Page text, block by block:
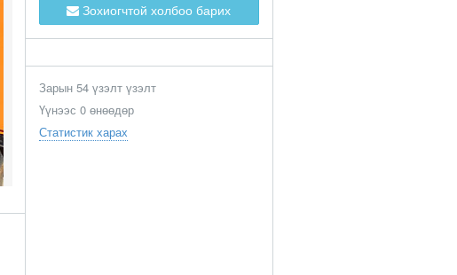
Зохиогчтой холбоо барих
Зарын 54 үзэлт үзэлт
Үүнээс 0 өнөөдөр
Статистик харах